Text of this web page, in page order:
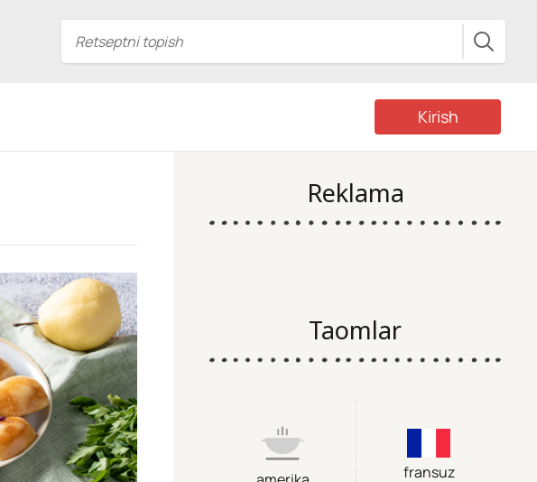
Kirish
Reklama
Taomlar
fransuz